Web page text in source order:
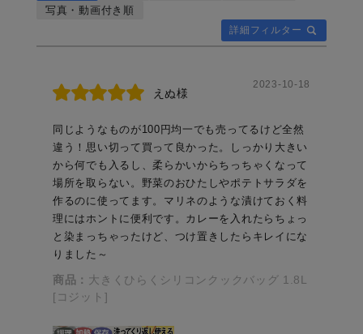
詳細フィルター
写真・動画付き順
えぬ様
2023-10-18
同じようなものが100円均一でも売ってるけど全然
違う！思い切って買って良かった。しっかり大きい
から何でも入るし、柔らかいからちっちゃくなって
場所を取らない。野菜のおひたしやポテトサラダを
作るのに使ってます。マリネのような漬けておく料
理にはホントに便利です。カレーを入れたらちょっ
と染まっちゃったけど、つけ置きしたらキレイにな
りました～
商品： 大きくひらくシリコンクックバッグ 1.8L
[コジット]